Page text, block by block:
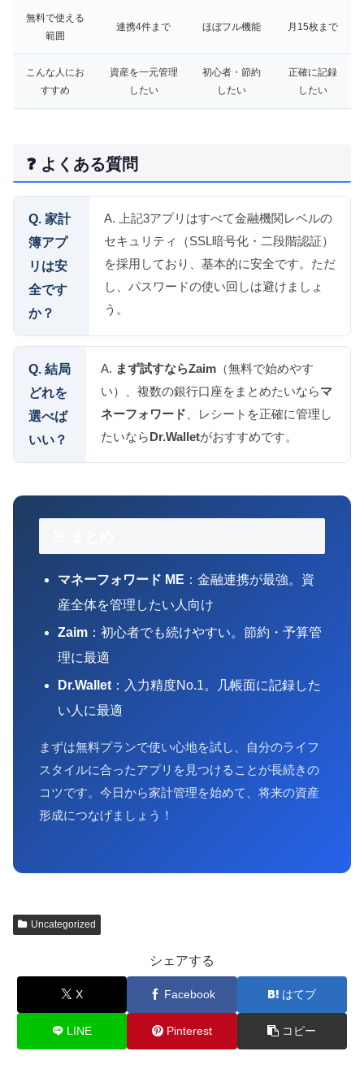
無料で使える
範囲
連携4件まで ほぼフル機能 月15枚まで
こんな人にお
すすめ
資産を一元管理
したい
初心者・節約
したい
正確に記録
したい
❓ よくある質問
Q. 家計
簿アプ
リは安
全です
か？
A. 上記3アプリはすべて金融機関レベルの
セキュリティ（SSL暗号化・二段階認証）
を採用しており、基本的に安全です。ただ
し、パスワードの使い回しは避けましょ
う。
Q. 結局
どれを
選べば
いい？
A. まず試すならZaim（無料で始めやす
い）、複数の銀行口座をまとめたいならマ
ネーフォワード 、レシートを正確に管理し
たいならDr.Walletがおすすめです。
マネーフォワード ME ：金融連携が最強。資
産全体を管理したい人向け
Zaim ：初心者でも続けやすい。節約・予算管
理に最適
Dr.Wallet ：入力精度No.1。几帳面に記録した
い人に最適
まずは無料プランで使い心地を試し、自分のライフ
スタイルに合ったアプリを見つけることが長続きの
コツです。今日から家計管理を始めて、将来の資産
形成につなげましょう！
Uncategorized
シェアする
X Facebook はてブ
LINE Pinterest コピー